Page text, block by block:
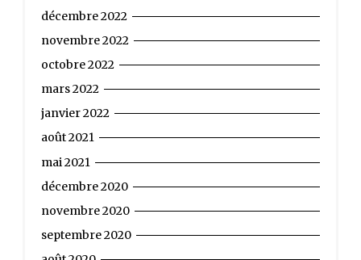
décembre 2022
novembre 2022
octobre 2022
mars 2022
janvier 2022
août 2021
mai 2021
décembre 2020
novembre 2020
septembre 2020